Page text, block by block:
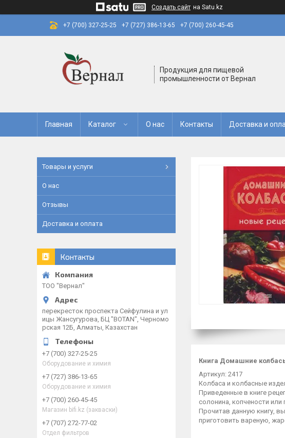
Создать сайт на Satu.kz
+7 (700) 327-25-25 +7 (727) 386-13-65 +7 (700) 260-45-45
Продукция для пищевой
промышленности от Вернал
Главная Каталог О нас Контакты Доставка и
Книга Домашние
Артикул: 2417
Колбаса и колбасные
Приведенные в книге
солонина, копчености или
Прочитав данную книгу,
приготовить вареную,
Товары и услуги
О нас
Отзывы
Доставка и оплата
Контакты
ТОО "Вернал"
перекресток проспекта Сейфулина и ул
ицы Жансугурова, БЦ "BOTAN", Черномо
рская 12Б, Алматы, Казахстан
+7 (700) 327-25-25
Оборудование и химия
+7 (727) 386-13-65
Оборудование и химия
+7 (700) 260-45-45
Магазин bifi.kz (закваски)
+7 (707) 272-77-02
Отдел фильтров